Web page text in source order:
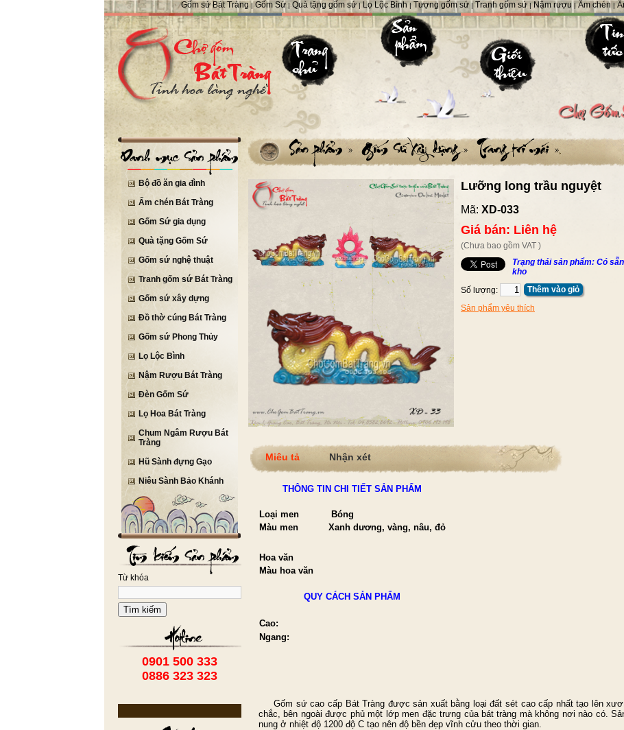
Gốm sứ Bát Tràng | Gốm Sứ | Quà tặng gốm sứ|Lọ Lộc Bình| Tượng gốm sứ |Tranh gốm sứ|Nậm rượu |Ấm chén |
Bộ đồ ăn gia đình
Ấm chén Bát Tràng
Gốm Sứ gia dụng
Quà tặng Gốm Sứ
Gốm sứ nghệ thuật
Tranh gốm sứ Bát Tràng
Gốm sứ xây dựng
Đồ thờ cúng Bát Tràng
Gốm sứ Phong Thủy
Lọ Lộc Bình
Nậm Rượu Bát Tràng
Đèn Gốm Sứ
Lọ Hoa Bát Tràng
Chum Ngâm Rượu Bát
Tràng
Hũ Sành đựng Gạo
Niêu Sành Bảo Khánh
Từ khóa
Tìm kiếm
0901 500 333
0886 323 323
Lưỡng long trầu nguyệt
Mã: XD-033
Giá bán: Liên hệ
(Chưa bao gồm VAT )
Trạng thái sản phẩm: Có
kho
Số lượng:
Thêm vào giỏ
Sản phẩm yêu thích
Miêu tả Nhận xét
THÔNG TIN CHI TIẾT SẢN PHẨM
Loại men
Bóng
Màu men
Xanh dương, vàng, nâu, đỏ
Hoa văn
Màu hoa văn
QUY CÁCH SẢN PHẨM
Cao:
Ngang:
Gốm sứ cao cấp Bát Tràng được sản xuất bằng loại đất sét cao cấp nhất tạo lên
chắc, bên ngoài được phủ một lớp men đặc trưng của bát tràng mà không nơi nào có.
nung ở nhiệt độ 1200 độ C tạo nên độ bền đẹp vĩnh cửu theo thời gian.